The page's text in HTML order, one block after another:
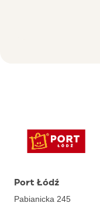
Port Łódź
Pabianicka 245